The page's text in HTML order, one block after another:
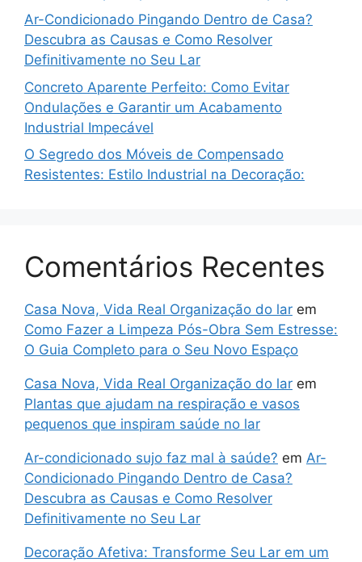
Ar-Condicionado Pingando Dentro de Casa?
Descubra as Causas e Como Resolver
Definitivamente no Seu Lar
Concreto Aparente Perfeito: Como Evitar
Ondulações e Garantir um Acabamento
Industrial Impecável
O Segredo dos Móveis de Compensado
Resistentes: Estilo Industrial na Decoração:
Comentários Recentes
Casa Nova, Vida Real Organização do lar em
Como Fazer a Limpeza Pós-Obra Sem Estresse:
O Guia Completo para o Seu Novo Espaço
Casa Nova, Vida Real Organização do lar em
Plantas que ajudam na respiração e vasos
pequenos que inspiram saúde no lar
Ar-condicionado sujo faz mal à saúde? em Ar-
Condicionado Pingando Dentro de Casa?
Descubra as Causas e Como Resolver
Definitivamente no Seu Lar
Decoração Afetiva: Transforme Seu Lar em um